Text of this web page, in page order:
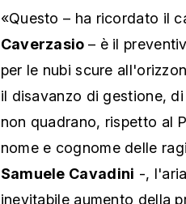
«Questo – ha ricordato il
Caverzasio – è il
per le nubi scure
il disavanzo di gestione,
non quadrano, rispetto al
nome e cognome delle
Samuele Cavadini -,
inevitabile aumento della